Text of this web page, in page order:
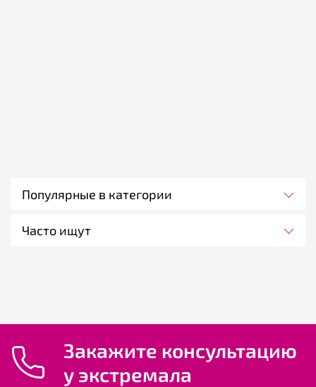
Популярные в категории
Часто ищут
Закажите консультацию
у экстремала